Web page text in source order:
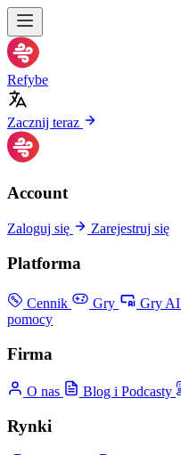
Refybe
Zacznij teraz
Account
Zaloguj się Zarejestruj się
Platforma
Cennik Gry Gry AI
pomocy
Firma
O nas Blog i Podcasty
Rynki